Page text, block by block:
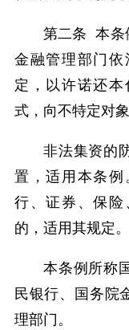
第二条 本条
金融管理部门
定，以许诺还
式，向不特定对
非法集资的
置，适用本条
行、证券、保
的，适用其规定。
本条例所称
民银行、国务院
理部门。